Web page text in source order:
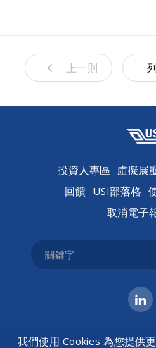
上一則
投資人專區 虛擬展
回饋 USI部落格
取消電子
我們使用 Cookies 為您提供